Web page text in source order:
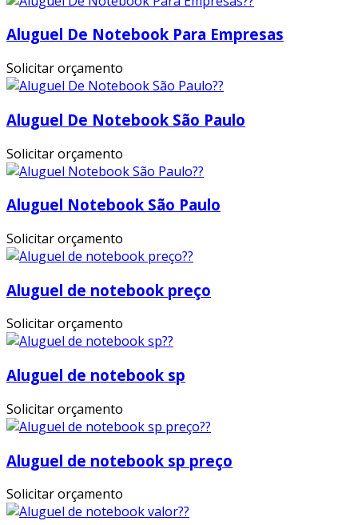
Aluguel De Notebook Para Empresas
Solicitar orçamento
Aluguel De Notebook São Paulo
Solicitar orçamento
Aluguel Notebook São Paulo
Solicitar orçamento
Aluguel de notebook preço
Solicitar orçamento
Aluguel de notebook sp
Solicitar orçamento
Aluguel de notebook sp preço
Solicitar orçamento